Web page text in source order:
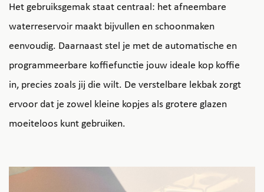
Het gebruiksgemak staat centraal: het afneembare
waterreservoir maakt bijvullen en schoonmaken
eenvoudig. Daarnaast stel je met de automatische en
programmeerbare koffiefunctie jouw ideale kop koffie
in, precies zoals jij die wilt. De verstelbare lekbak zorgt
ervoor dat je zowel kleine kopjes als grotere glazen
moeiteloos kunt gebruiken.